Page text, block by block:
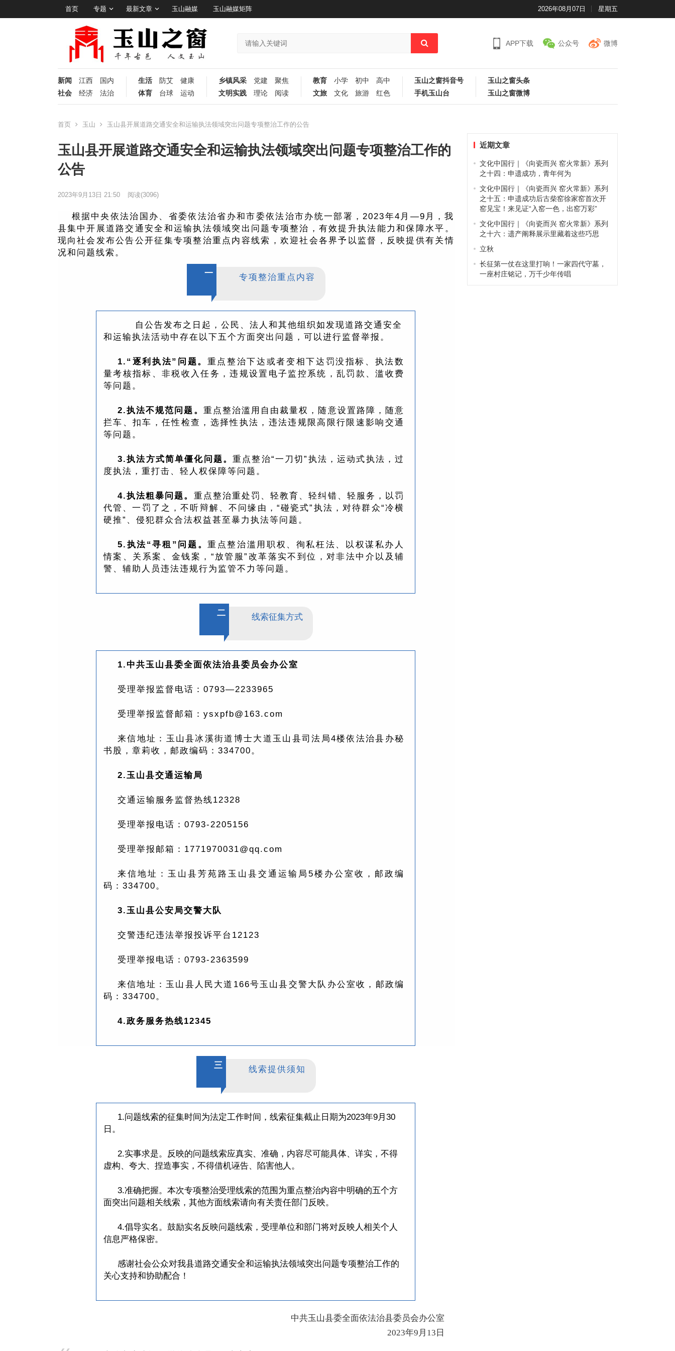
首页 专题 最新文章 玉山融媒 玉山融媒矩阵 2026年08月07日 星期五
APP下载 公众号 微博
新闻 江西
国内
社会
经济 法治
生活 防艾
健康
体育
台球 运动
乡镇风采 党建
聚焦
文明实践
理论 阅读
教育 小学 初中
高中
文旅
文化 旅游 红色
玉山之窗抖音号
手机玉山台
玉山之窗头条
玉山之窗微博
首页 玉山 玉山县开展道路交通安全和运输执法领域突出问题专项整治工作的公告
玉山县开展道路交通安全和运输执法领域突出问题专项整治工作的
公告
2023年9月13日 21:50 阅读(3096)
根据中央依法治国办、省委依法治省办和市委依法治市办统一部署，2023年4月—9月，我
县集中开展道路交通安全和运输执法领域突出问题专项整治，有效提升执法能力和保障水平。
现向社会发布公告公开征集专项整治重点内容线索，欢迎社会各界予以监督，反映提供有关情
况和问题线索。
一 专项整治重点内容
自公告发布之日起，公民、法人和其他组织如发现道路交通安全
和运输执法活动中存在以下五个方面突出问题，可以进行监督举报。
1.“逐利执法”问题。 重点整治下达或者变相下达罚没指标、执法数
量考核指标、非税收入任务，违规设置电子监控系统，乱罚款、滥收费
等问题。
2.执法不规范问题。 重点整治滥用自由裁量权，随意设置路障，随意
拦车、扣车，任性检查，选择性执法，违法违规限高限行限速影响交通
等问题。
3.执法方式简单僵化问题。 重点整治“一刀切”执法，运动式执法，过
度执法，重打击、轻人权保障等问题。
4.执法粗暴问题。 重点整治重处罚、轻教育、轻纠错、轻服务，以罚
代管、一罚了之，不听辩解、不问缘由，“碰瓷式”执法，对待群众“冷横
硬推”、侵犯群众合法权益甚至暴力执法等问题。
5.执法“寻租”问题。重点整治滥用职权、徇私枉法、以权谋私办人
情案、关系案、金钱案，“放管服”改革落实不到位，对非法中介以及辅
警、辅助人员违法违规行为监管不力等问题。
二 线索征集方式
1.中共玉山县委全面依法治县委员会办公室
受理举报监督电话：0793—2233965
受理举报监督邮箱：ysxpfb@163.com
来信地址：玉山县冰溪街道博士大道玉山县司法局4楼依法治县办秘
书股，章莉收，邮政编码：334700。
2.玉山县交通运输局
交通运输服务监督热线12328
受理举报电话：0793-2205156
受理举报邮箱：1771970031@qq.com
来信地址：玉山县芳苑路玉山县交通运输局5楼办公室收，邮政编
码：334700。
3.玉山县公安局交警大队
交警违纪违法举报投诉平台12123
受理举报电话：0793-2363599
来信地址：玉山县人民大道166号玉山县交警大队办公室收，邮政编
码：334700。
4.政务服务热线12345
三 线索提供须知
1.问题线索的征集时间为法定工作时间，线索征集截止日期为2023年9月30
日。
2.实事求是。反映的问题线索应真实、准确，内容尽可能具体、详实，不得
虚构、夸大、捏造事实，不得借机诬告、陷害他人。
3.准确把握。本次专项整治受理线索的范围为重点整治内容中明确的五个方
面突出问题相关线索，其他方面线索请向有关责任部门反映。
4.倡导实名。鼓励实名反映问题线索，受理单位和部门将对反映人相关个人
信息严格保密。
感谢社会公众对我县道路交通安全和运输执法领域突出问题专项整治工作的
关心支持和协助配合！
中共玉山县委全面依法治县委员会办公室
2023年9月13日
近期文章
文化中国行｜《向瓷而兴 窑火常新》系列
之十四：申遗成功，青年何为
文化中国行｜《向瓷而兴 窑火常新》系列
之十五：申遗成功后古柴窑徐家窑首次开
窑见宝！来见证“入窑一色，出窑万彩”
文化中国行｜《向瓷而兴 窑火常新》系列
之十六：遗产阐释展示里藏着这些巧思
立秋
长征第一仗在这里打响！一家四代守墓，
一座村庄铭记，万千少年传唱